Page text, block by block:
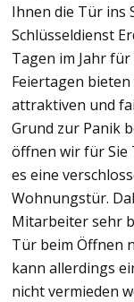
Ihnen die Tür ins
Schlüsseldienst
Tagen im Jahr für
Feiertagen
attraktiven und
Grund zur Panik
öffnen wir für Sie
es eine
Wohnungstür.
Mitarbeiter sehr
Tür beim Öffnen
kann allerdings
nicht vermieden